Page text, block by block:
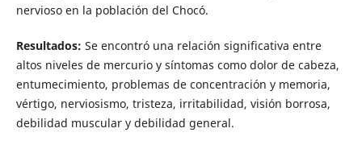
nervioso en la población del Chocó.
Resultados: Se encontró una relación significativa entre
altos niveles de mercurio y síntomas como dolor de cabeza,
entumecimiento, problemas de concentración y memoria,
vértigo, nerviosismo, tristeza, irritabilidad, visión borrosa,
debilidad muscular y debilidad general.